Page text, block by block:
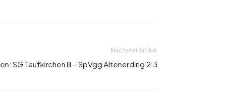
Nächster Artikel
SG Taufkirchen III – SpVgg Altenerding 2:3